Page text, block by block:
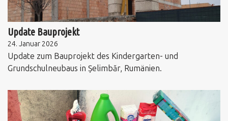
Update Bauprojekt
24. Januar 2026
Update zum Bauprojekt des Kindergarten- und
Grundschulneubaus in Șelimbăr, Rumänien.